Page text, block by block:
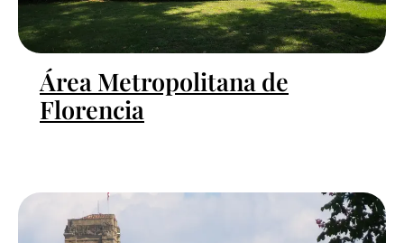
Área Metropolitana de
Florencia